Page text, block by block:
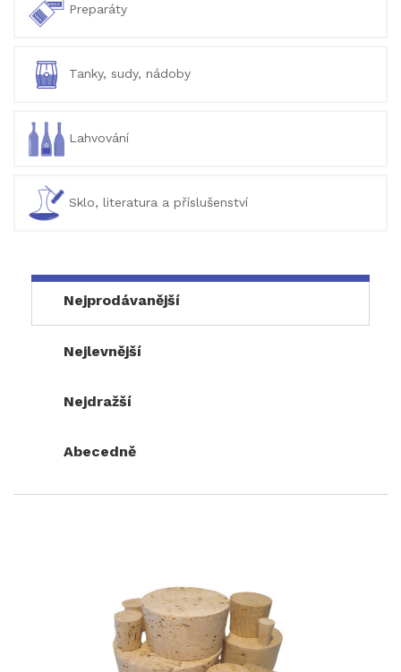
Preparáty
Tanky, sudy, nádoby
Lahvování
Sklo, literatura a příslušenství
Nejprodávanější
Nejlevnější
Nejdražší
Abecedně